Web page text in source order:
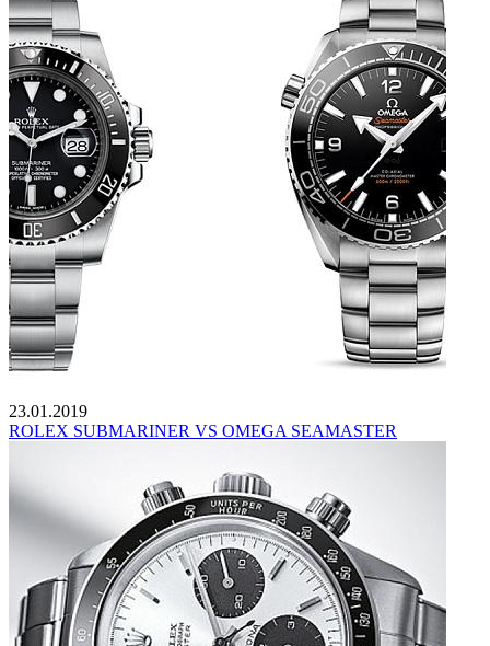
23.01.2019
ROLEX SUBMARINER VS OMEGA SEAMASTER